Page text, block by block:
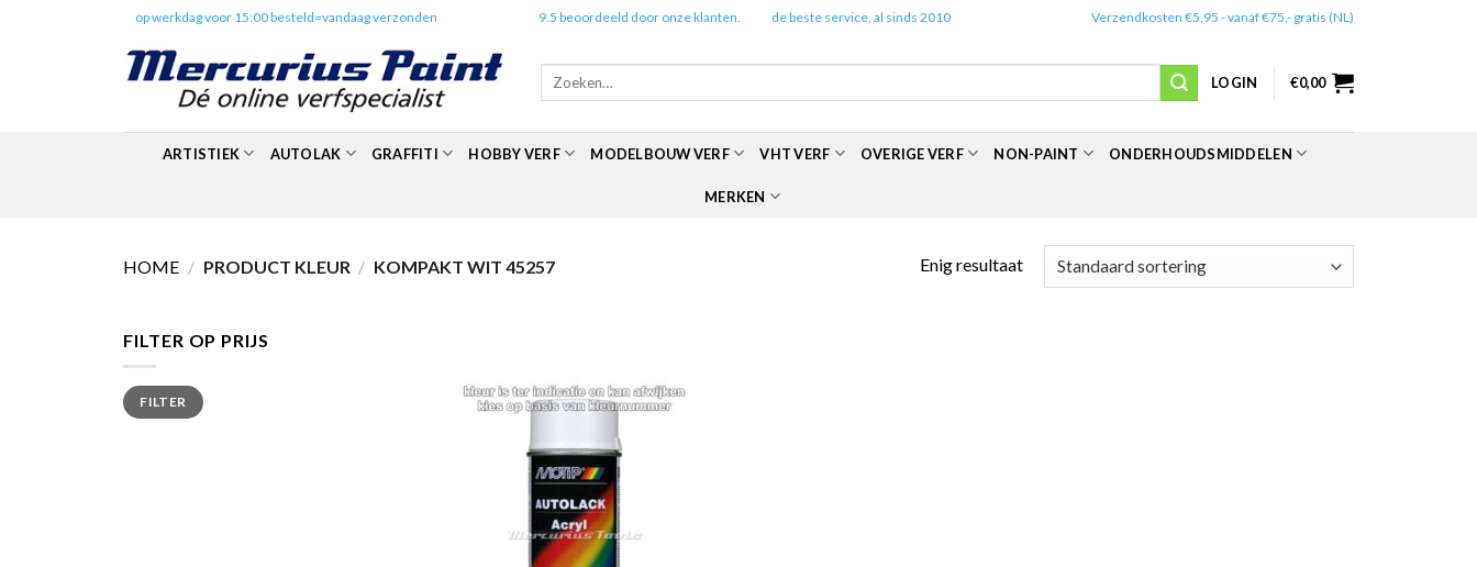
op werkdag voor 15:00 besteld=vandaag verzonden 9.5 beoordeeld door onze klanten. de beste service, al sinds 2010 Verzendkosten €5,95 - vanaf €75,- gratis (NL)
Zoeken
LOGIN €0,00
ARTISTIEK AUTOLAK GRAFFITI HOBBY VERF MODELBOUW VERF VHT VERF OVERIGE VERF NON-PAINT ONDERHOUDSMIDDELEN
MERKEN
HOME / PRODUCT KLEUR / KOMPAKT WIT 45257 Enig resultaat
FILTER OP PRIJS
Min.
prijs
Max.
prijsFILTER